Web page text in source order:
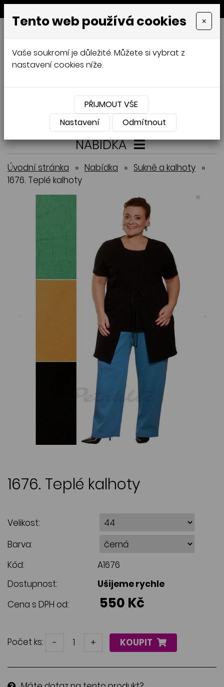
MENU
GALAMODA-XXL
Jana Mládková
XXL,ČESKÁ VÝROBA
Přihlásit Košík 0
NABÍDKA
Úvodní stránka » Nabídka » Sukně a kalhoty »
1676. Teplé kalhoty
1676. Teplé kalhoty
Velikost:
Barva:
Kód:
A1676
Dostupnost:
Ušijeme rychle
Cena s DPH od:
550 Kč
Počet ks: - + KOUPIT
Tento web používá cookies ×
Vaše soukromí je důležité. Můžete si vybrat z
nastavení cookies níže.
PŘIJMOUT VŠE
Nastavení
Odmítnout